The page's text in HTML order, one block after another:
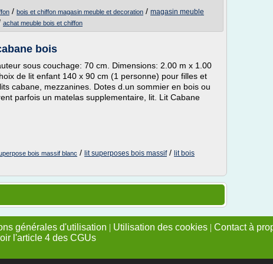
/ bois et chiffon magasin meuble et decoration / magasin meuble
achat meuble bois et chiffon
bois
sous couchage: 70 cm. Dimensions: 2.00 m x 1.00
de lit enfant 140 x 90 cm (1 personne) pour filles et
cabane, mezzanines. Dotes d.un sommier en bois ou
parfois un matelas supplementaire, lit. Lit Cabane
bois massif blanc / lit superposes bois massif/ lit bois
générales d'utilisation | Utilisation des cookies | Contact à
l'article 4 des CGUs